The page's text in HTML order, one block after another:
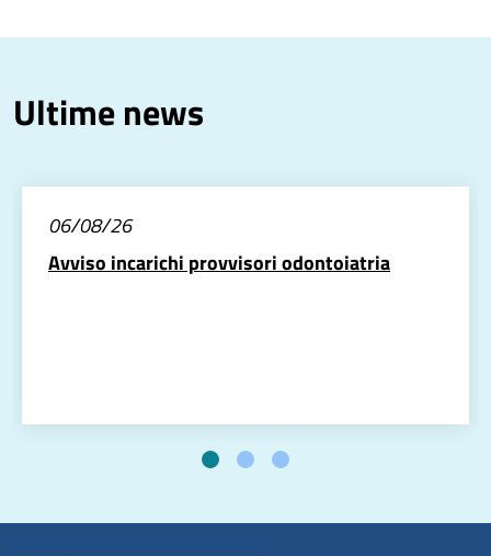
Ultime news
06/08/26
Avviso incarichi provvisori odontoiatria